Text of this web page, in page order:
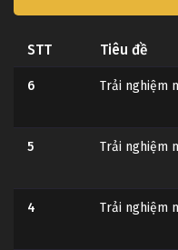
STT Tiêu đề
6 Trải nghiệm
5 Trải nghiệm
4 Trải nghiệm